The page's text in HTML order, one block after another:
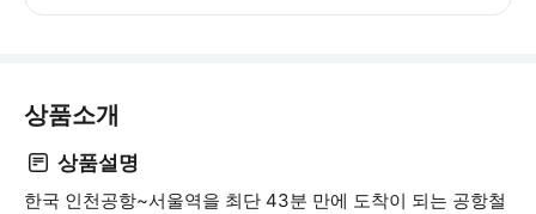
상품소개
상품설명
한국 인천공항~서울역을 최단 43분 만에 도착이 되는 공항철